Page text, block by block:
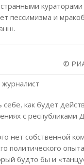
пессимизма и
©
журналист
как будет
с республиками
нет собственной
политического
будто бы и